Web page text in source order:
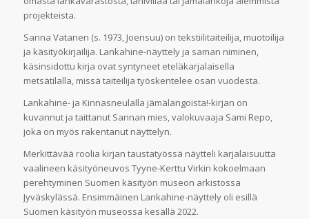
projekteista.
Sanna Vatanen (s. 1973, Joensuu) on tekstiilitaiteilija, muotoilija
ja käsityökirjailija. Lankahine-näyttely ja saman niminen,
käsinsidottu kirja ovat syntyneet eteläkarjalaisella
metsätilalla, missä taiteilija työskentelee osan vuodesta.
Lankahine- ja Kinnasneulalla jämälangoista!-kirjan on
kuvannut ja taittanut Sannan mies, valokuvaaja Sami Repo,
joka on myös rakentanut näyttelyn.
Merkittävää roolia kirjan taustatyössä näytteli karjalaisuutta
vaalineen käsityöneuvos Tyyne-Kerttu Virkin kokoelmaan
perehtyminen Suomen käsityön museon arkistossa
Jyväskylässä. Ensimmäinen Lankahine-näyttely oli esillä
Suomen käsityön museossa kesällä 2022.